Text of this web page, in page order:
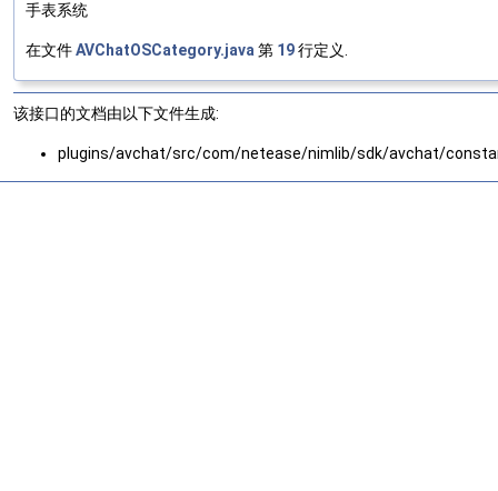
手表系统
在文件AVChatOSCategory.java第 19行定义.
该接口的文档由以下文件生成:
plugins/avchat/src/com/netease/nimlib/sdk/avchat/